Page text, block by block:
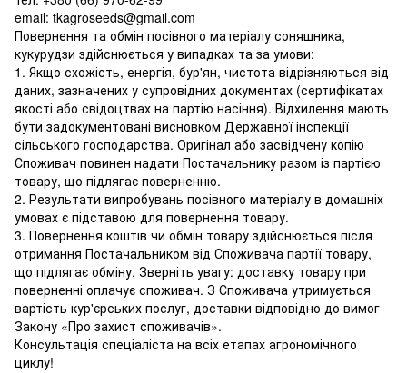
email: tkagroseeds@gmail.com
Повернення та обмін посівного матеріалу соняшника,
кукурудзи здійснюється у випадках та за умови:
1. Якщо схожість, енергія, бур'ян, чистота відрізняються від
даних, зазначених у супровідних документах (сертифікатах
якості або свідоцтвах на партію насіння). Відхилення мають
бути задокументовані висновком Державної інспекції
сільського господарства. Оригінал або засвідчену копію
Споживач повинен надати Постачальнику разом із партією
товару, що підлягає поверненню.
2. Результати випробувань посівного матеріалу в домашніх
умовах є підставою для повернення товару.
3. Повернення коштів чи обмін товару здійснюється після
отримання Постачальником від Споживача партії товару,
що підлягає обміну. Зверніть увагу: доставку товару при
поверненні оплачує споживач. З Споживача утримується
вартість кур'єрських послуг, доставки відповідно до вимог
Закону «Про захист споживачів».
Консультація спеціаліста на всіх етапах агрономічного
циклу!